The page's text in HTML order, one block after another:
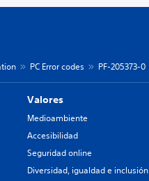
PC Error codes PF-205373-0
Valores
Medioambiente
Accesibilidad
Seguridad online
Diversidad, igualdad e inclusión